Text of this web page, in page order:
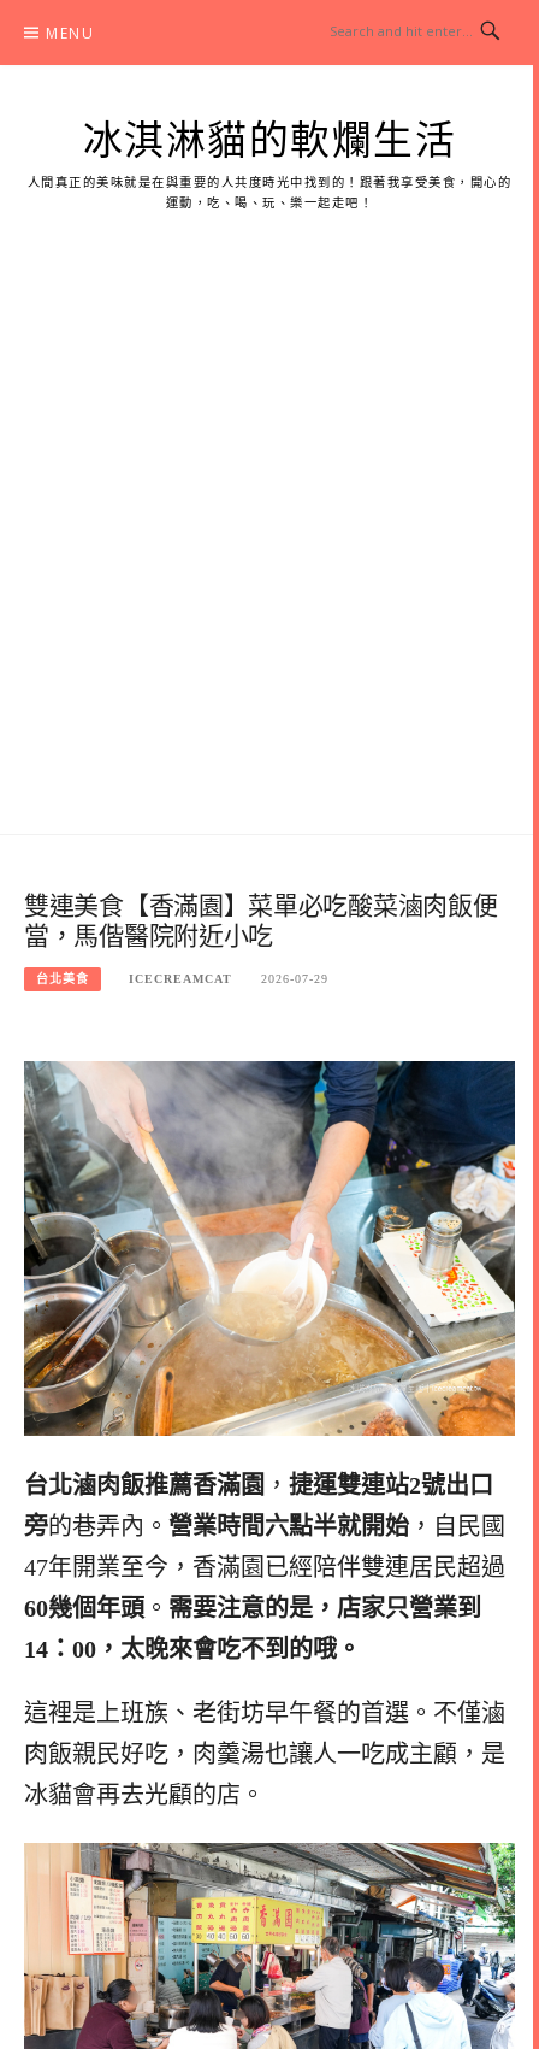
content
MENU
冰淇淋貓的軟爛生活
人間真正的美味就是在與重要的人共度時光中找到的！跟著我享受美食，開心的
運動，吃、喝、玩、樂一起走吧！
雙連美食【香滿園】菜單必吃酸菜滷肉飯便
當，馬偕醫院附近小吃
台北美食 ICECREAMCAT 2026-07-29
台北滷肉飯推薦香滿園 ， 捷運雙連站2號出口
旁的巷弄內。 營業時間六點半就開始 ，自民國
47年開業至今，香滿園已經陪伴雙連居民超過
60幾個年頭 。 需要注意的是，店家只營業到
14：00，太晚來會吃不到的哦。
這裡是上班族、老街坊早午餐的首選。不僅滷
肉飯親民好吃，肉羹湯也讓人一吃成主顧，是
冰貓會再去光顧的店。